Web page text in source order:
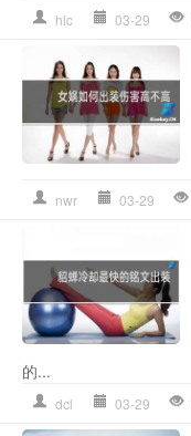
hlc 03-29
nwr 03-29
的...
dcl 03-29